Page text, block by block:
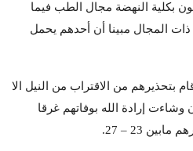
بكلية النهضة مجال الطب فيما
المجال مبينا أن أحدهم يحمل
من الاقتراب من النيل الا
إرادة الله بوفاتهم غرقا
23 – 27.